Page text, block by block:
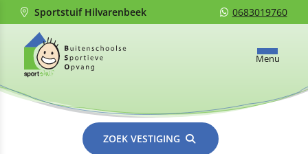
Sportstuif Hilvarenbeek 0683019760
Menu
ZOEK VESTIGING